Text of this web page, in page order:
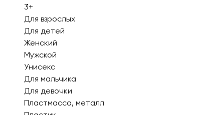
3+
Для взрослых
Для детей
Женский
Мужской
Унисекс
Для мальчика
Для девочки
Пластмасса, металл